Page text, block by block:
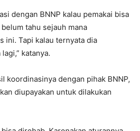
dengan BNNP kalau pemakai bisa
tahu sejauh mana
ini. Tapi kalau ternyata dia
katanya.
koordinasinya dengan pihak BNNP,
diupayakan untuk dilakukan